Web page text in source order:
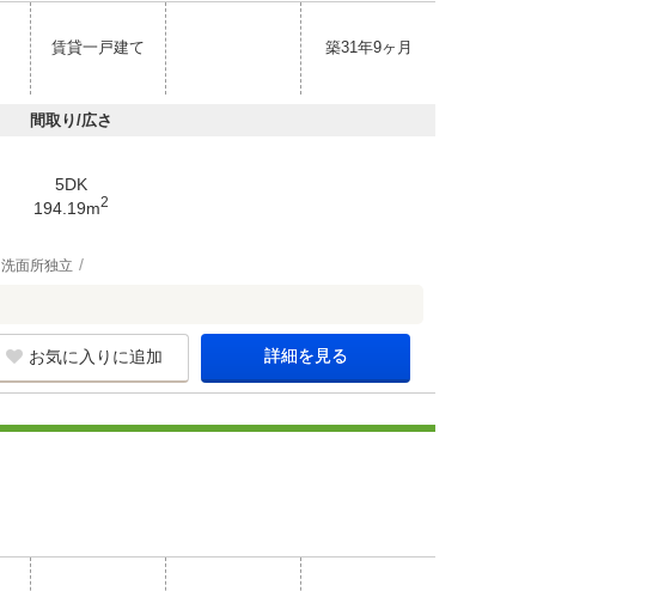
賃貸一戸建て 築31年9ヶ月
間取り/広さ
5DK
194.19m2
洗面所独立
お気に入りに追加 詳細を見る